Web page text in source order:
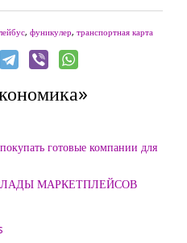
, фуникулер, транспортная карта
готовые компании для
МАРКЕТПЛЕЙСОВ